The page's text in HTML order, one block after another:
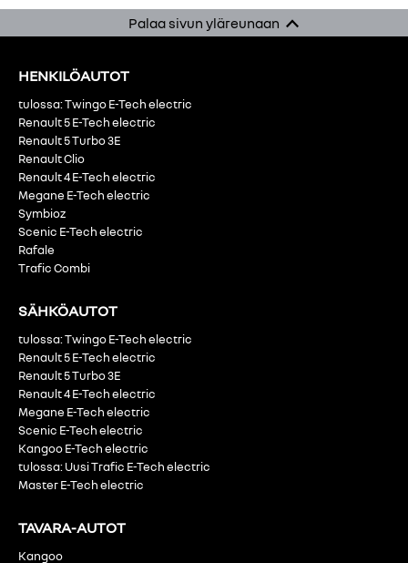
Palaa sivun yläreunaan
HENKILÖAUTOT
tulossa: Twingo E-Tech electric
Renault 5 E-Tech electric
Renault 5 Turbo 3E
Renault Clio
Renault 4 E-Tech electric
Megane E-Tech electric
Symbioz
Scenic E-Tech electric
Rafale
Trafic Combi
SÄHKÖAUTOT
tulossa: Twingo E-Tech electric
Renault 5 E-Tech electric
Renault 5 Turbo 3E
Renault 4 E-Tech electric
Megane E-Tech electric
Scenic E-Tech electric
Kangoo E-Tech electric
tulossa: Uusi Trafic E-Tech electric
Master E-Tech electric
TAVARA-AUTOT
Kangoo